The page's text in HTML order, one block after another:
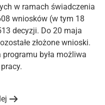
w ramach świadczenia
wniosków (w tym 18
decyzji. Do 20 maja
złożone wnioski.
była możliwa